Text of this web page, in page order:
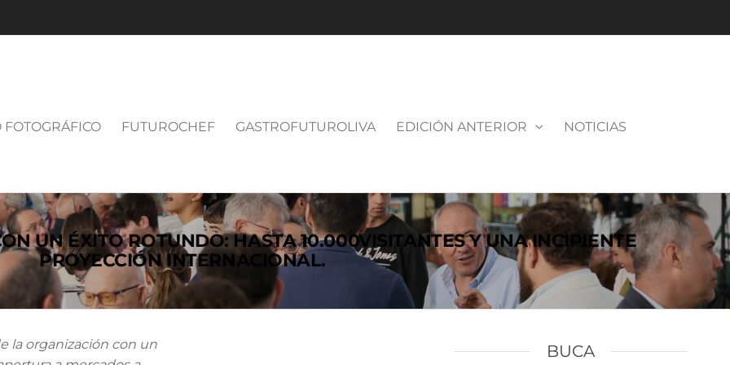
FOTOGRÁFICO FUTUROCHEF GASTROFUTUROLIVA EDICIÓN ANTERIOR NOTICIAS
UN ÉXITO ROTUNDO: HASTA 10.000VISITANTES Y UNA INCIPIENTE
PROYECCIÓN INTERNACIONAL.
la organización con un
BUCA